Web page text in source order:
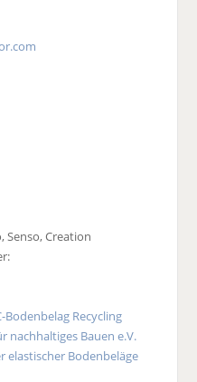
Creation
Bodenbelag Recycling
nachhaltiges Bauen e.V.
elastischer Bodenbeläge